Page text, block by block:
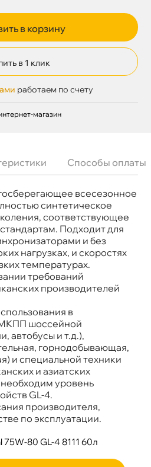
в корзину
в 1 клик
работаем по счету
магазин
Способы оплаты
всесезонное
синтетическое
соответствующее
Подходит для
и без
нагрузках, и скоростях
температурах.
требований
производителей
шоссейной
автобусы и т.д.),
горнодобывающая,
и специальной техники
и азиатских
уровень
GL-4.
производителя,
по эксплуатации.
60
75W-80 GL-4 8111 60л